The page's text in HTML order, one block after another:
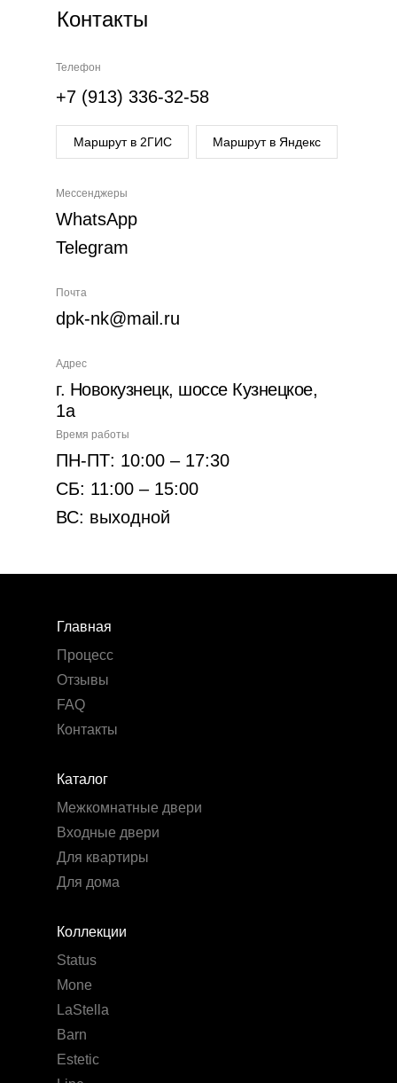
Контакты
Мессенджеры
WhatsApp
Telegram
Телефон
+7 (913) 336-32-58
Почта
dpk-nk@mail.ru
Время работы
ПН-ПТ: 10:00 – 17:30
СБ: 11:00 – 15:00
ВС: выходной
Адрес
г. Новокузнецк, шоссе Кузнецкое,
1а
Маршрут в 2ГИС Маршрут в Яндекс
Коллекции
Status
Mone
LaStella
Barn
Estetic
Каталог
Межкомнатные двери
Входные двери
Для квартиры
Для дома
Главная
Процесс
Отзывы
FAQ
Контакты